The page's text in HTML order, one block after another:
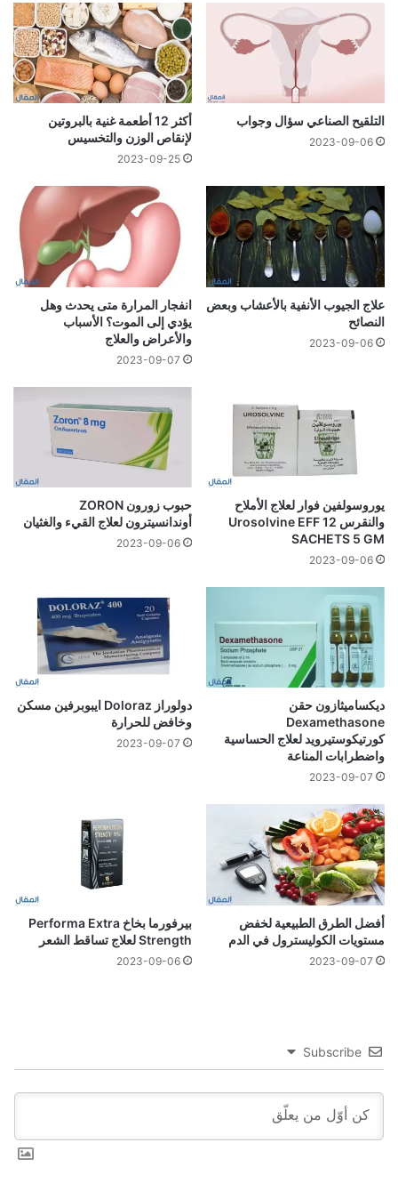
التلقيح الصناعي سؤال وجواب
2023-09-06
أكثر 12 أطعمة غنية بالبروتين
لإنقاص الوزن والتخسيس
2023-09-25
علاج الجيوب الأنفية بالأعشاب وبعض
النصائح
2023-09-06
انفجار المرارة متى يحدث وهل
يؤدي إلى الموت؟ الأسباب
والأعراض والعلاج
2023-09-07
يوروسولفين فوار لعلاج الأملاح
والنقرس Urosolvine EFF 12
SACHETS 5 GM
2023-09-06
حبوب زورون ZORON
أوندانسيترون لعلاج القيء والغثيان
2023-09-06
ديكساميثازون حقن
Dexamethasone
كورتيكوستيرويد لعلاج الحساسية
واضطرابات المناعة
2023-09-07
دولوراز Doloraz ايبوبرفين مسكن
وخافض للحرارة
2023-09-07
أفضل الطرق الطبيعية لخفض
مستويات الكوليسترول في الدم
2023-09-07
بيرفورما بخاخ Performa Extra
Strength لعلاج تساقط الشعر
2023-09-06
Subscribe